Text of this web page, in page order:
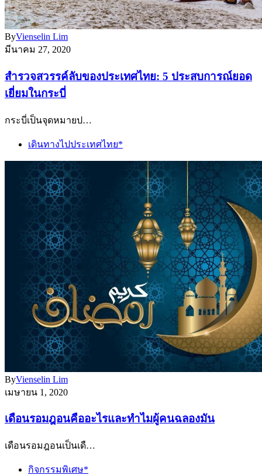
ByVienselin Lim
มีนาคม 27, 2020
สำรวจสวรรค์ลับของประเทศไทย: 5 ประสบการณ์ยอด
เยี่ยมในกระบี่
กระบี่เป็นจุดหมายป…
เดินทางไปประเทศไทย*
ByVienselin Lim
เมษายน 1, 2020
เดือนรอมฎอนคืออะไรและทำไมผู้คนฉลองมัน
เดือนรอมฎอนเป็นเดื…
กิจกรรมพิเศษ*